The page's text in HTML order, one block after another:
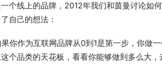
个线上的品牌，2012年我们和茵曼讨论如
自己的想法：
你作为互联网品牌从0到1是第一步，你做
个品类的天花板，看看你能够做到多么大，